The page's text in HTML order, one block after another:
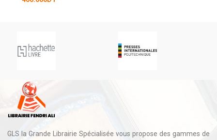
GLS la Grande Librairie Spécialisée vous propose des gammes de